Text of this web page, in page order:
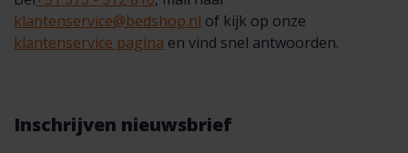
klantenservice@bedshop.nl of kijk op onze
klantenservice pagina en vind snel antwoorden.
Inschrijven nieuwsbrief